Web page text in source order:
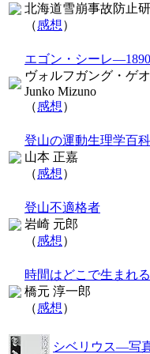
北海道雪崩事故防止
（感想）
エゴン・シーレ
ヴォルフガング・ゲ
Junko Mizuno
（感想）
登山の運動生理学百科
山本 正嘉
（感想）
登山不適格者
岩崎 元郎
（感想）
時間はどこで生まれ
橋元 淳一郎
（感想）
シベリウス―写